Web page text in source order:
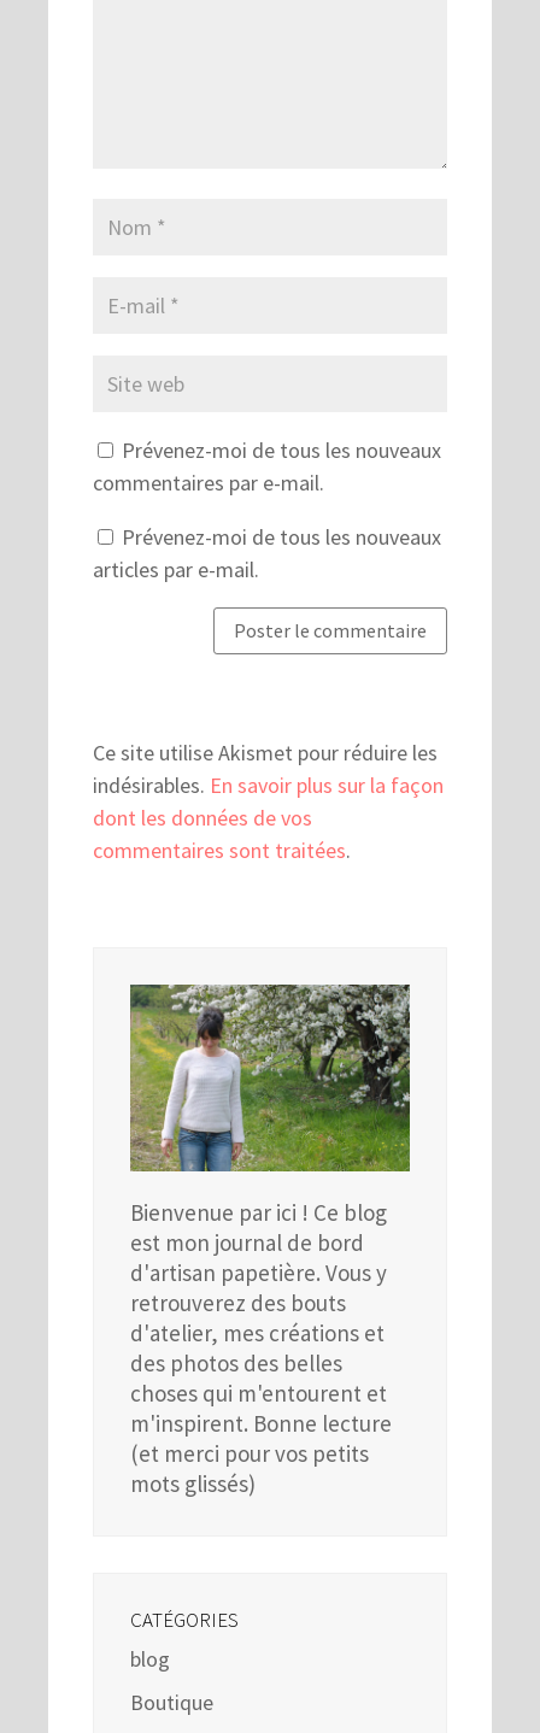
Prévenez-moi de tous les nouveaux
commentaires par e-mail.
Prévenez-moi de tous les nouveaux
articles par e-mail.
Ce site utilise Akismet pour réduire les
indésirables. En savoir plus sur la façon
dont les données de vos
commentaires sont traitées.
Bienvenue par ici ! Ce blog
est mon journal de bord
d'artisan papetière. Vous y
retrouverez des bouts
d'atelier, mes créations et
des photos des belles
choses qui m'entourent et
m'inspirent. Bonne lecture
(et merci pour vos petits
mots glissés)
CATÉGORIES
blog
Boutique